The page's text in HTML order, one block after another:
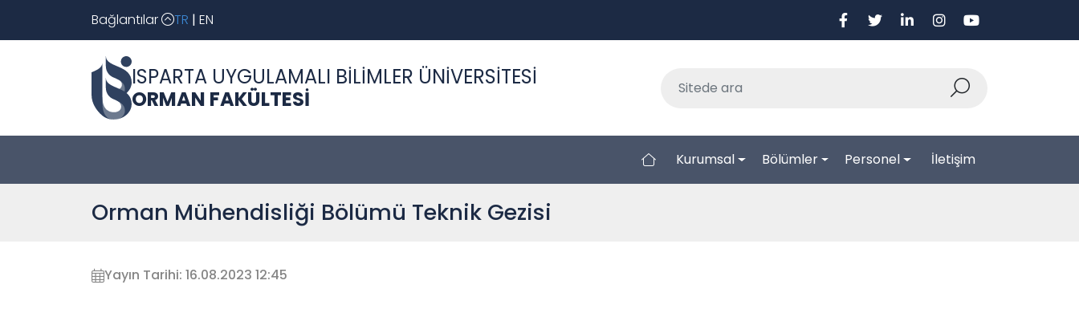
Bağlantılar TR | EN
ISPARTA UYGULAMALI BİLİMLER ÜNİVERSİTESİ
ORMAN FAKÜLTESİ
Kurumsal Bölümler Personel İletişim
Orman Mühendisliği Bölümü Teknik Gezisi
Yayın Tarihi: 16.08.2023 12:45